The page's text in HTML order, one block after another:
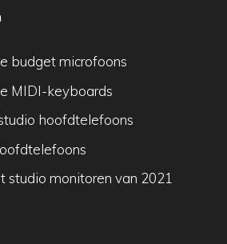
budget microfoons
MIDI-keyboards
hoofdtelefoons
studio monitoren van 2021